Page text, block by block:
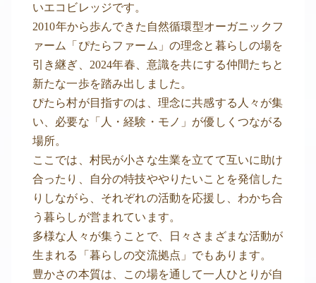
いエコビレッジです。
2010年から歩んできた自然循環型オーガニックフ
ァーム「ぴたらファーム」の理念と暮らしの場を
引き継ぎ、2024年春、意識を共にする仲間たちと
新たな一歩を踏み出しました。
ぴたら村が目指すのは、理念に共感する人々が集
い、必要な「人・経験・モノ」が優しくつながる
場所。
ここでは、村民が小さな生業を立てて互いに助け
合ったり、自分の特技ややりたいことを発信した
りしながら、それぞれの活動を応援し、わかち合
う暮らしが営まれています。
多様な人々が集うことで、日々さまざまな活動が
生まれる「暮らしの交流拠点」でもあります。
豊かさの本質は、この場を通して一人ひとりが自